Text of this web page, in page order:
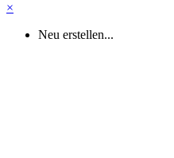
×
Neu erstellen...